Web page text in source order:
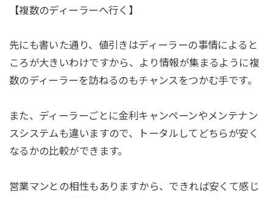
【複数のディーラーへ行く】
先にも書いた通り、値引きはディーラーの事情によると
ころが大きいわけですから、より情報が集まるように複
数のディーラーを訪ねるのもチャンスをつかむ手です。
また、ディーラーごとに金利キャンペーンやメンテナン
スシステムも違いますので、トータルしてどちらが安く
なるかの比較ができます。
営業マンとの相性もありますから、できれば安くて感じ